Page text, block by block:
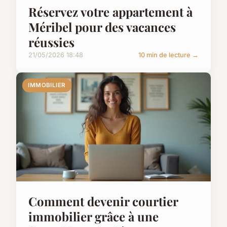
Réservez votre appartement à
Méribel pour des vacances
réussies
21/05/2026 18:48 10 min de lecture →
IMMOBILIER
Comment devenir courtier
immobilier grâce à une